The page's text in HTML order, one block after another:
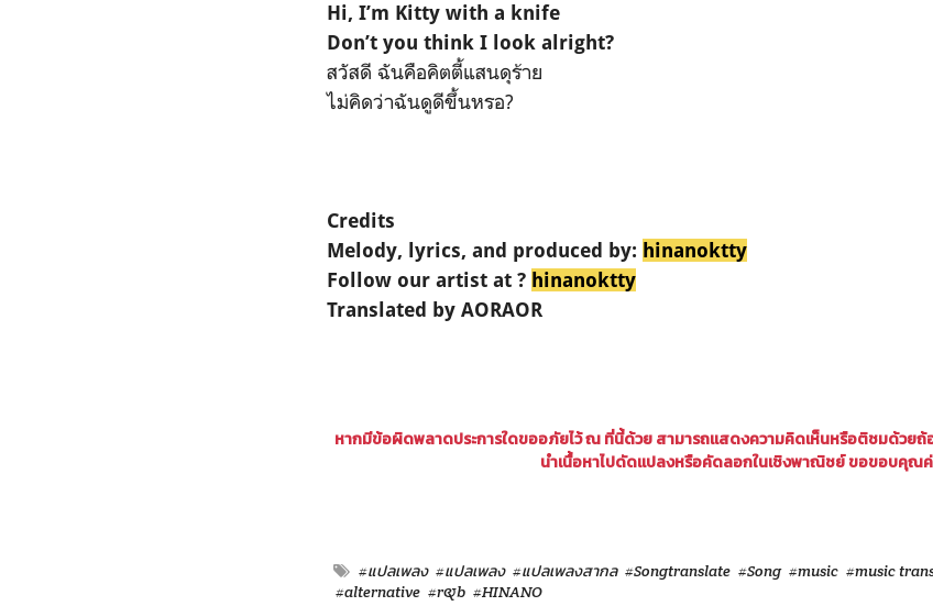
Hi, I’m Kitty with a knife
Don’t you think I look alright?
สวัสดี ฉันคือคิตตี้แสนดุร้าย
ไม่คิดว่าฉันดูดีขึ้นหรอ?
Credits
Melody, lyrics, and produced by: hinanoktty
Follow our artist at ? hinanoktty
Translated by AORAOR
หากมีข้อผิดพลาดประการใดขออภัยไว้ ณ ที่นี้ด้วย สามารถแสดงความคิดเห็นหรือติชมด้วยถ้
นำเนื้อหาไปดัดแปลงหรือคัดลอกในเชิงพาณิชย์ ขอขอบคุณค่
#แปลเพลง #แปลเพลง #แปลเพลงสากล #Songtranslate #Song #music #music
#alternative #r&b #HINANO